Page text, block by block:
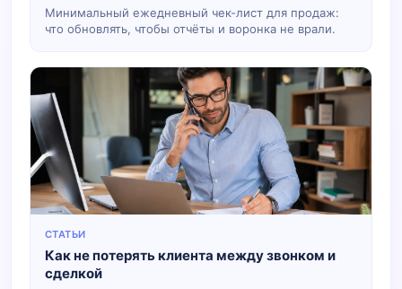
Минимальный ежедневный чек-лист для продаж:
что обновлять, чтобы отчёты и воронка не врали.
СТАТЬИ
Как не потерять клиента между звонком и
сделкой